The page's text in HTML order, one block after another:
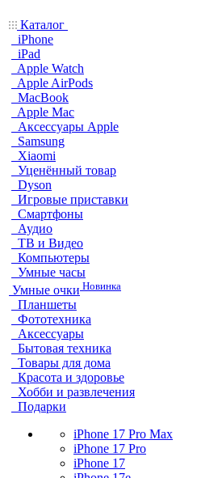
Каталог
iPhone
iPad
Apple Watch
Apple AirPods
MacBook
Apple Mac
Аксессуары Apple
Samsung
Xiaomi
Уценённый товар
Dyson
Игровые приставки
Смартфоны
Аудио
ТВ и Видео
Компьютеры
Умные часы
Умные очки Новинка
Планшеты
Фототехника
Аксессуары
Бытовая техника
Товары для дома
Красота и здоровье
Хобби и развлечения
Подарки
iPhone 17 Pro Max
iPhone 17 Pro
iPhone 17